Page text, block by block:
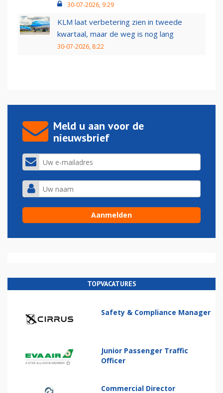
30-07-2026, 9:29
KLM laat verbetering zien in tweede
kwartaal, maar de weg is nog lang
30-07-2026, 8:22
Meld u aan voor de
nieuwsbrief
TOPVACATURES
Safety & Compliance Manager
Junior Passenger Traffic
Officer
Commercial Director